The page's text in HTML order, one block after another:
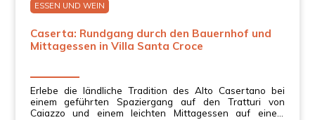
ESSEN UND WEIN
Caserta: Rundgang durch den Bauernhof und
Mittagessen in Villa Santa Croce
Erlebe die ländliche Tradition des Alto Casertano bei
einem geführten Spaziergang auf den Tratturi von
Caiazzo und einem leichten Mittagessen auf einem